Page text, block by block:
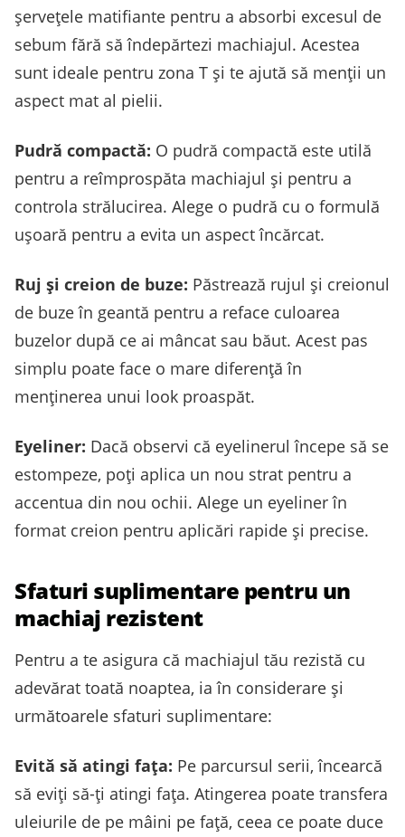
șervețele matifiante pentru a absorbi excesul de
sebum fără să îndepărtezi machiajul. Acestea
sunt ideale pentru zona T și te ajută să menții un
aspect mat al pielii.
Pudră compactă: O pudră compactă este utilă
pentru a reîmprospăta machiajul și pentru a
controla strălucirea. Alege o pudră cu o formulă
ușoară pentru a evita un aspect încărcat.
Ruj și creion de buze: Păstrează rujul și creionul
de buze în geantă pentru a reface culoarea
buzelor după ce ai mâncat sau băut. Acest pas
simplu poate face o mare diferență în
menținerea unui look proaspăt.
Eyeliner: Dacă observi că eyelinerul începe să se
estompeze, poți aplica un nou strat pentru a
accentua din nou ochii. Alege un eyeliner în
format creion pentru aplicări rapide și precise.
Sfaturi suplimentare pentru un
machiaj rezistent
Pentru a te asigura că machiajul tău rezistă cu
adevărat toată noaptea, ia în considerare și
următoarele sfaturi suplimentare:
Evită să atingi fața: Pe parcursul serii, încearcă
să eviți să-ți atingi fața. Atingerea poate transfera
uleiurile de pe mâini pe față, ceea ce poate duce